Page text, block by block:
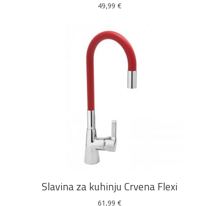
49,99 €
DODAJ U KOŠARICU
Slavina za kuhinju Crvena Flexi
61,99 €